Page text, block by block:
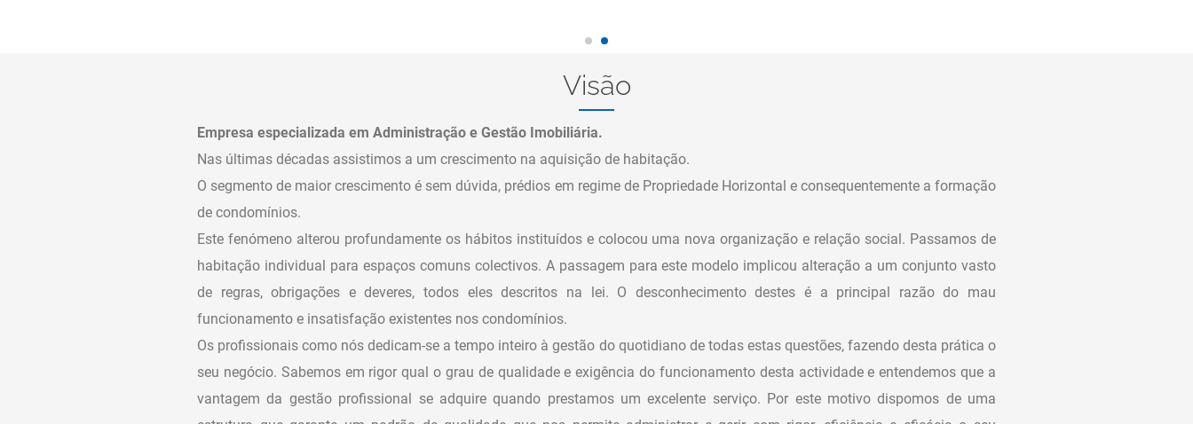
Visão
Empresa especializada em Administração e Gestão Imobiliária.
Nas últimas décadas assistimos a um crescimento na aquisição de habitação.
O segmento de maior crescimento é sem dúvida, prédios em regime de Propriedade Horizontal e consequentemente a formação
de condomínios.
Este fenómeno alterou profundamente os hábitos instituídos e colocou uma nova organização e relação social. Passamos de
habitação individual para espaços comuns colectivos. A passagem para este modelo implicou alteração a um conjunto vasto
de regras, obrigações e deveres, todos eles descritos na lei. O desconhecimento destes é a principal razão do mau
funcionamento e insatisfação existentes nos condomínios.
Os profissionais como nós dedicam-se a tempo inteiro à gestão do quotidiano de todas estas questões, fazendo desta prática o
seu negócio. Sabemos em rigor qual o grau de qualidade e exigência do funcionamento desta actividade e entendemos que a
vantagem da gestão profissional se adquire quando prestamos um excelente serviço. Por este motivo dispomos de uma